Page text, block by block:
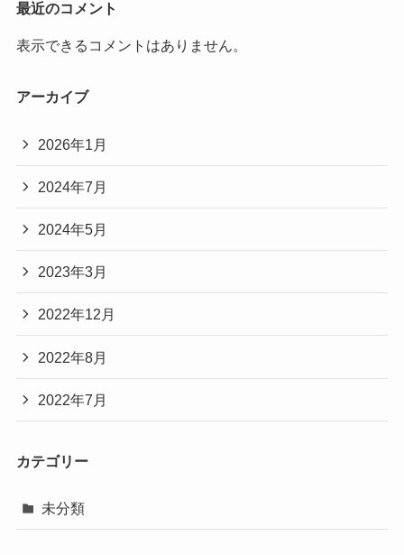
最近のコメント
表示できるコメントはありません。
アーカイブ
2026年1月
2024年7月
2024年5月
2023年3月
2022年12月
2022年8月
2022年7月
カテゴリー
未分類